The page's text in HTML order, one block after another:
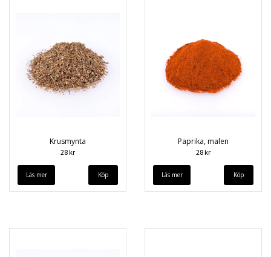
Krusmynta
28 kr
Läs mer
Paprika, malen
28 kr
Läs mer